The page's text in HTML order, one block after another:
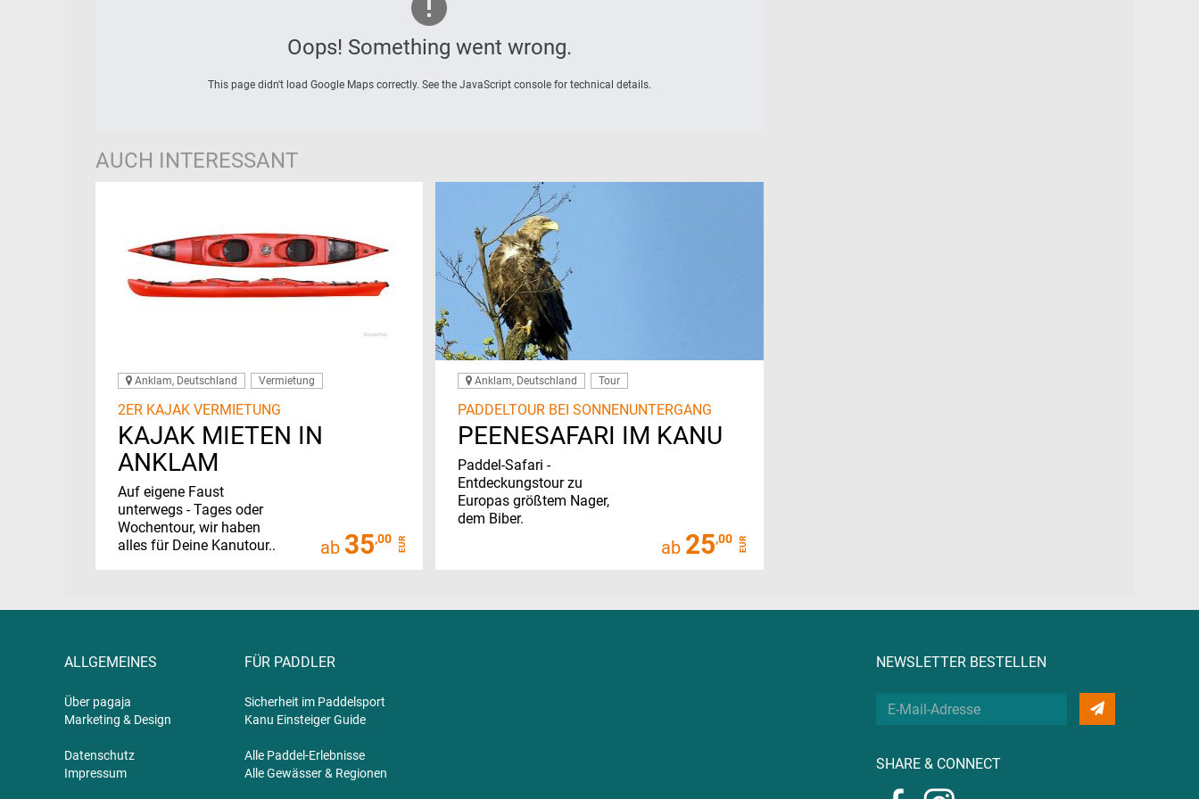
Oops! Something went wrong.
This page didn't load Google Maps correctly. See the JavaScript console for technical details.
AUCH INTERESSANT
Anklam, Deutschland Vermietung
2ER KAJAK VERMIETUNG
KAJAK MIETEN IN
ANKLAM
Auf eigene Faust
unterwegs - Tages oder
Wochentour, wir haben
alles für Deine Kanutour..
ab 35,00 EUR
Anklam, Deutschland Tour
PADDELTOUR BEI SONNENUNTERGANG
PEENESAFARI IM KANU
Paddel-Safari -
Entdeckungstour zu
Europas größtem Nager,
dem Biber.
ab 25,00 EUR
ALLGEMEINES
Über pagaja
Marketing & Design
Datenschutz
Impressum
FÜR PADDLER
Sicherheit im Paddelsport
Kanu Einsteiger Guide
Alle Paddel-Erlebnisse
Alle Gewässer & Regionen
NEWSLETTER BESTELLEN
Deine
E-
SHARE & CONNECT